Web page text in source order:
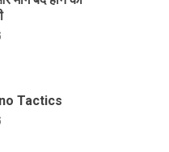
Tactics